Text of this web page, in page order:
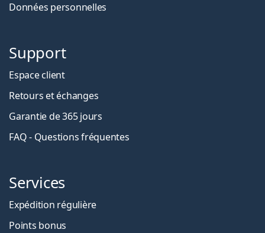
Données personnelles
Support
Espace client
Retours et échanges
Garantie de 365 jours
FAQ - Questions fréquentes
Services
Expédition régulière
Points bonus